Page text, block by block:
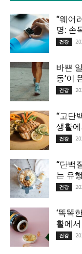
“웨어
명: 손
건강
바쁜
동’이
건강
“고단
생활
건강
“단백
는 유
건강
‘똑똑
활에
건강